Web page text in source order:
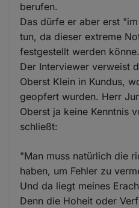
berufen.
Das dürfe er aber erst
tun, da dieser extreme
festgestellt werden könne.
Der Interviewer verweist
Oberst Klein in Kundus,
geopfert wurden. Herr
Oberst ja keine Kenntnis
schließt:
"Man muss natürlich die
haben, um Fehler zu
Und da liegt meines
Denn die Hoheit oder